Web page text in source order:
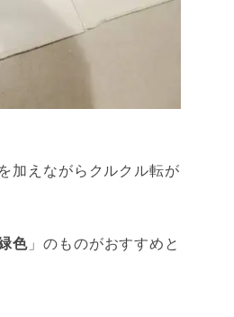
加えながらクルクル転が
色」のものがおすすめと